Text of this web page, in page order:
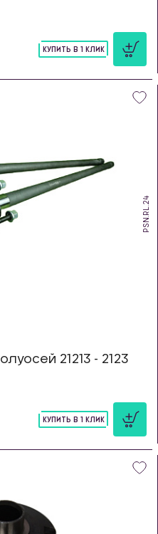
КУПИТЬ В 1 КЛИК
PSN.RL.24
21213 - 2123
КУПИТЬ В 1 КЛИК